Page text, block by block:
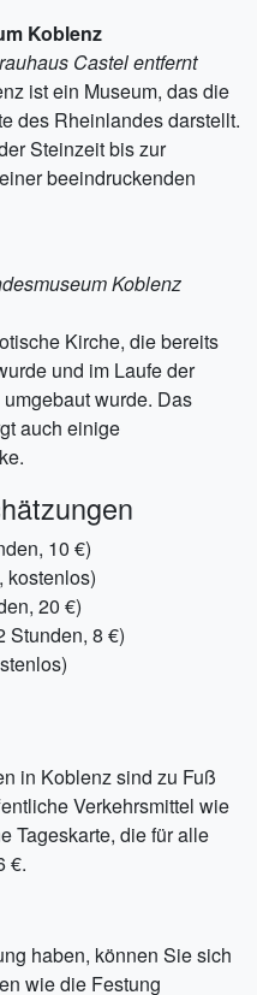
Koblenz
Castel entfernt
ist ein Museum, das die
des Rheinlandes darstellt.
Steinzeit bis zur
beeindruckenden
Koblenz
Kirche, die bereits
und im Laufe der
wurde. Das
auch einige
10 €)
kostenlos)
20 €)
Stunden, 8 €)
in Koblenz sind zu Fuß
Verkehrsmittel wie
Tageskarte, die für alle
€.
haben, können Sie sich
wie die Festung